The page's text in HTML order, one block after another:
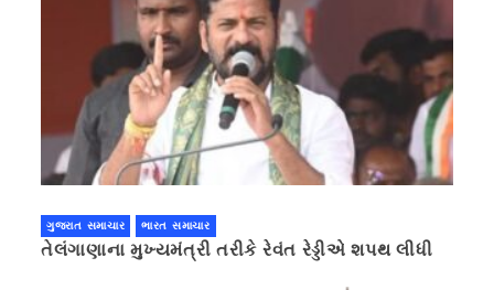
ગુજરાત સમાચાર ભારત સમાચાર
તેલંગાણાના મુખ્યમંત્રી તરીકે રેવંત રેડ્ડીએ શપથ લીધી